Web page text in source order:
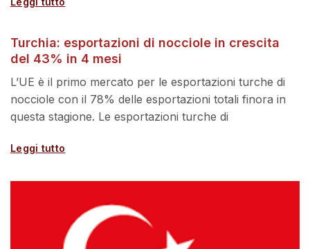
Turchia: esportazioni di nocciole in crescita
del 43% in 4 mesi
L’UE è il primo mercato per le esportazioni turche di
nocciole con il 78% delle esportazioni totali finora in
questa stagione. Le esportazioni turche di
Leggi tutto